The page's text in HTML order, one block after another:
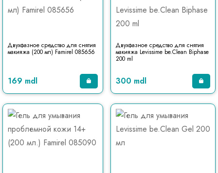
Двухфазное средство для снятия
макияжа (200 мл) Famirel 085656
169 mdl
Двухфазное средство для снятия
макияжа Levissime be.Clean Biphase
200 ml
300 mdl